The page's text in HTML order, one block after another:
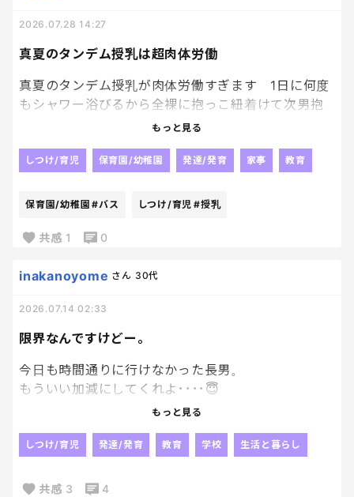
足のサイズも大きくなってるに
決まってるーーーー笑
たっぷり汚せ！！笑
真夏のタンデム授乳は超肉体労働
2026.07.28 14:27
真夏のタンデム授乳が肉体労働すぎます 1日に何度
もシャワー浴びるから全裸に抱っこ紐着けて次男抱
いてその上からバスローブ一枚羽織って 次男は飲み
手を突っ込んで乳頭を突いて催促 同時に長男は乳
いをプルプル 優しいねーと思いながらも次男のヨ
度は長男が鷲掴みしてプルンプルンさせて遊びま
なってぶっ倒れてます 喝を下さい！
もっと見る
しつけ/育児 保育園/幼稚園 発達/発育 家事 教育
保育園/幼稚園 #バス しつけ/育児 #授乳
共感 1 0
限界なんですけどー。
inakanoyome さん 30代
2026.07.14 02:33
今日も時間通りに行けなかった長男。
もういい加減にしてくれよ････😇
時間には間に合ってるのに、
集団登校が嫌なら嫌で良いって
行くって言ってたのは君よね？？？
もっと見る
しつけ/育児 発達/発育 教育 学校 生活と暮らし
共感 3 4